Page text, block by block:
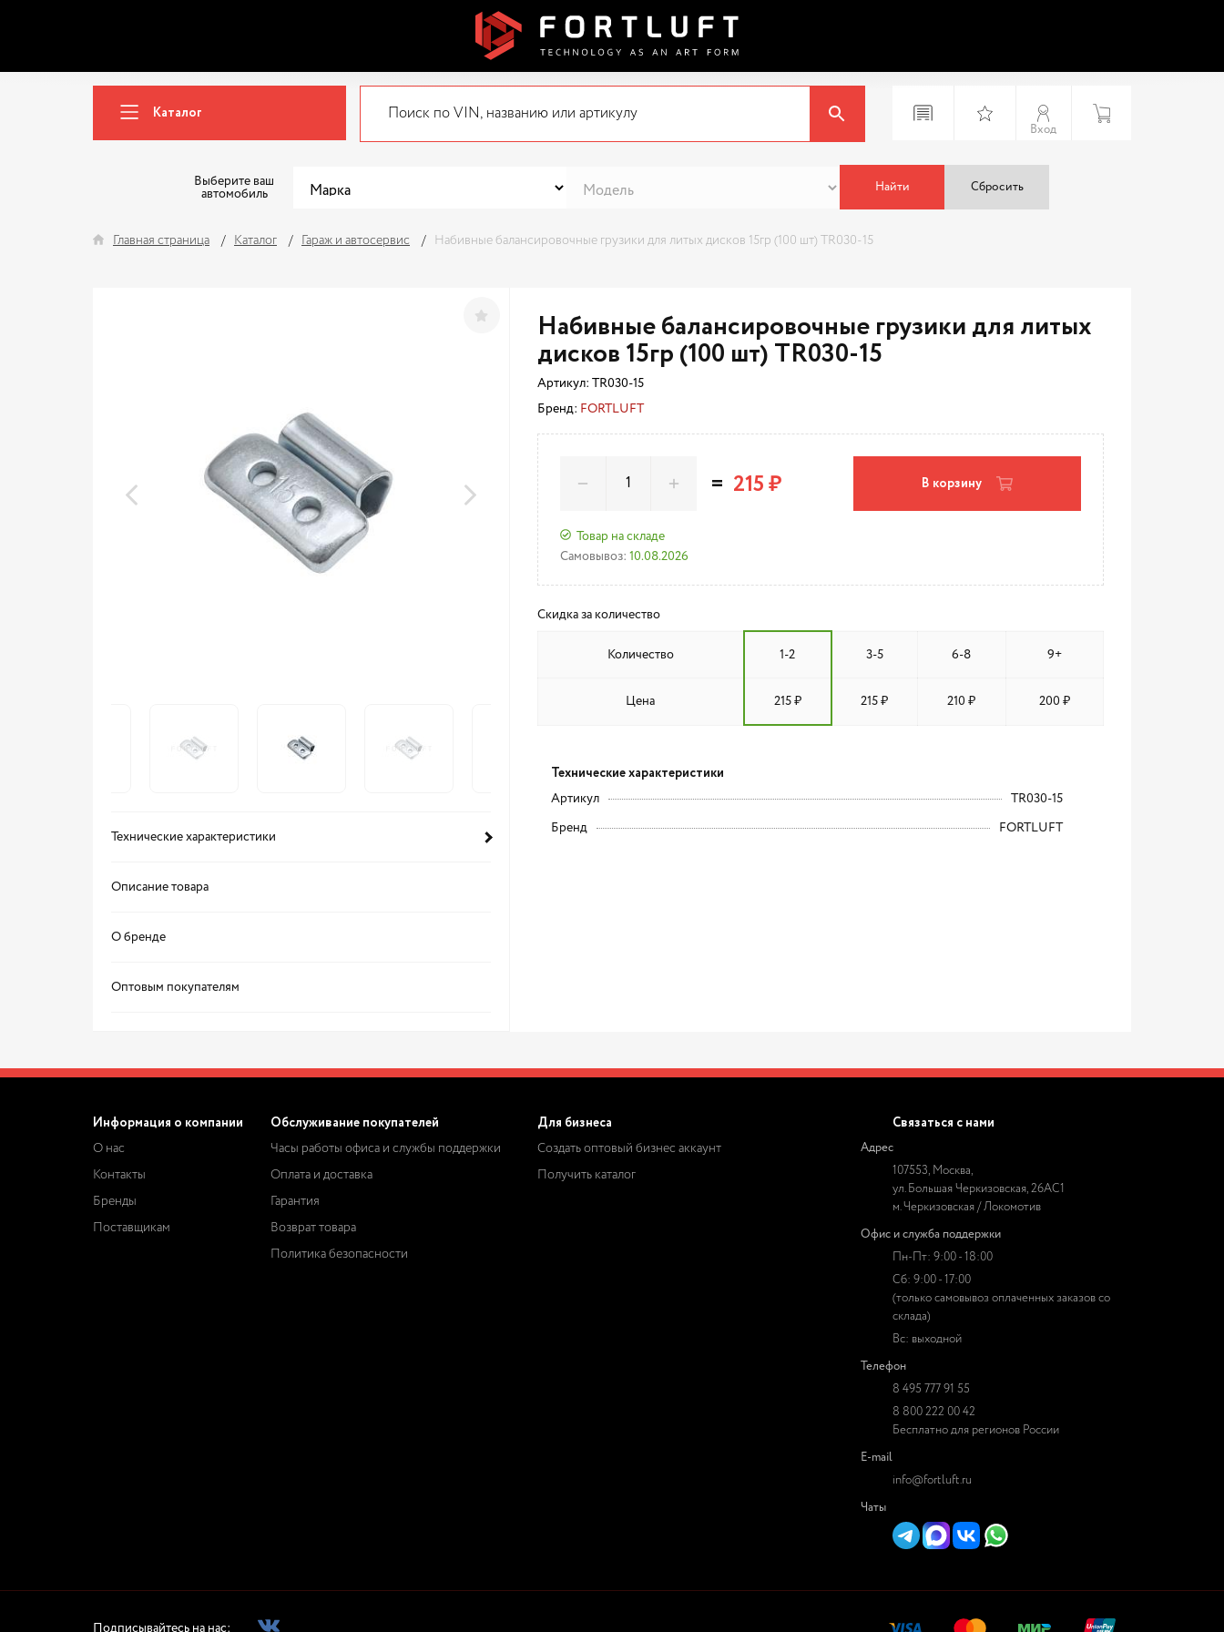
Каталог
Вход
Выберите ваш
автомобиль
Найти Сбросить
Главная страница Каталог Гараж и автосервис Набивные балансировочные грузики для литых дисков 15гр (100 шт) TR030-15
Технические характеристики
Описание товара
О бренде
Оптовым покупателям
Набивные балансировочные грузики для литых
дисков 15гр (100 шт) TR030-15
Артикул: TR030-15
Бренд: FORTLUFT
Товар на складе
Самовывоз: 10.08.2026
= 215 ₽ В корзину
Скидка за количество
Количество 1-2 3-5 6-8 9+
Цена 215 ₽ 215 ₽ 210 ₽ 200 ₽
Технические характеристики
Артикул TR030-15
Бренд FORTLUFT
Информация о компании
О нас
Контакты
Бренды
Поставщикам
Обслуживание покупателей
Часы работы офиса и службы поддержки
Оплата и доставка
Гарантия
Возврат товара
Политика безопасности
Для бизнеса
Создать оптовый бизнес аккаунт
Получить каталог
Связаться с нами
Адрес
107553, Москва,
ул. Большая Черкизовская, 26АС1
м. Черкизовская / Локомотив
Офис и служба поддержки
Пн-Пт: 9:00 - 18:00
Сб: 9:00 - 17:00
(только самовывоз оплаченных заказов со
склада)
Вс: выходной
Телефон
8 495 777 91 55
8 800 222 00 42
Бесплатно для регионов России
E-mail
info@fortluft.ru
Чаты
Подписывайтесь на нас: